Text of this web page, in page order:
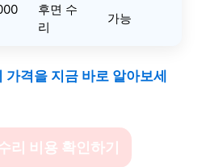
후면 수
리
가능
격을 지금 바로 알아보세
리 비용 확인하기